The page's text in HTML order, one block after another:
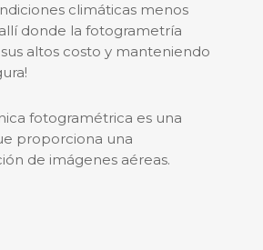
climáticas menos
donde la fotogrametría
altos costo y manteniendo
fotogramétrica es una
proporciona una
de imágenes aéreas.